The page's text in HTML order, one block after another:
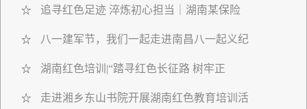
☆ 追寻红色足迹 淬炼初心担当｜湖南某保险
☆ 八一建军节，我们一起走进南昌八一起义纪
☆ 湖南红色培训|“踏寻红色长征路 树牢正
☆ 走进湘乡东山书院开展湖南红色教育培训活